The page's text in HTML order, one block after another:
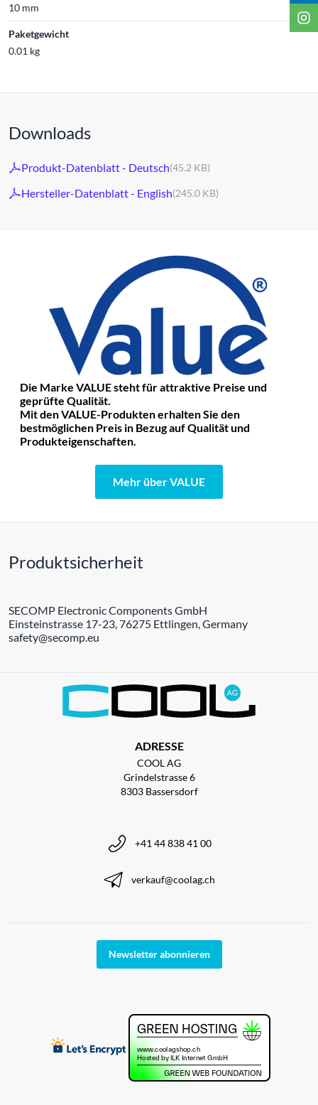
10 mm
Paketgewicht
0.01 kg
Downloads
Produkt-Datenblatt - Deutsch(45.2 KB)
Hersteller-Datenblatt - English(245.0 KB)
Die Marke VALUE steht für attraktive Preise und
geprüfte Qualität.
Mit den VALUE-Produkten erhalten Sie den
bestmöglichen Preis in Bezug auf Qualität und
Produkteigenschaften.
Mehr über VALUE
Produktsicherheit
SECOMP Electronic Components GmbH
Einsteinstrasse 17-23, 76275 Ettlingen, Germany
safety@secomp.eu
ADRESSE
COOL AG
Grindelstrasse 6
8303 Bassersdorf
+41 44 838 41 00
verkauf@coolag.ch
Newsletter abonnieren